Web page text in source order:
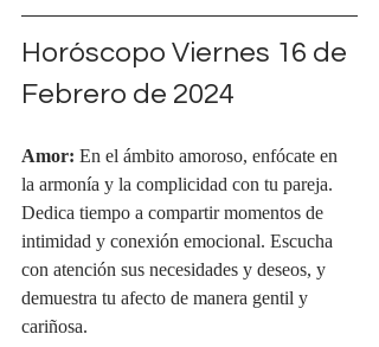
Horóscopo Viernes 16 de
Febrero de 2024
Amor: En el ámbito amoroso, enfócate en
la armonía y la complicidad con tu pareja.
Dedica tiempo a compartir momentos de
intimidad y conexión emocional. Escucha
con atención sus necesidades y deseos, y
demuestra tu afecto de manera gentil y
cariñosa.